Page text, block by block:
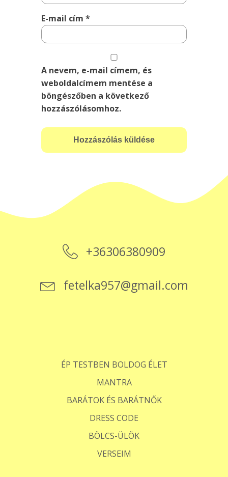
E-mail cím*
A nevem, e-mail címem, és
weboldalcímem mentése a
böngészőben a következő
hozzászólásomhoz.
+36306380909
fetelka957@gmail.com
ÉP TESTBEN BOLDOG ÉLET
MANTRA
BARÁTOK ÉS BARÁTNŐK
DRESS CODE
BÖLCS-ÜLÖK
VERSEIM